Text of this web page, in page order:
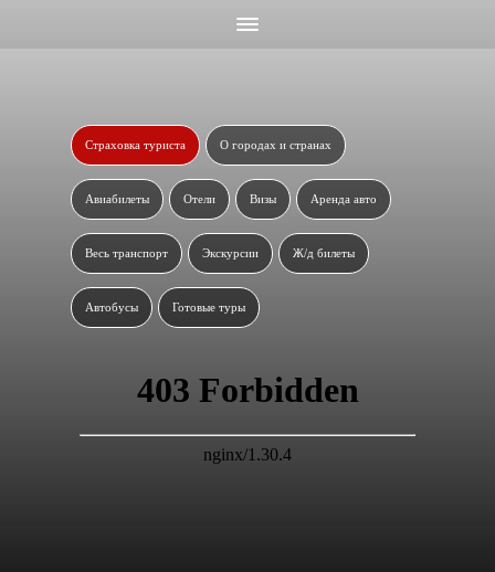
Страховка туриста О городах и странах
Авиабилеты Отели Визы Аренда авто
Весь транспорт Экскурсии Ж/д билеты
Автобусы Готовые туры